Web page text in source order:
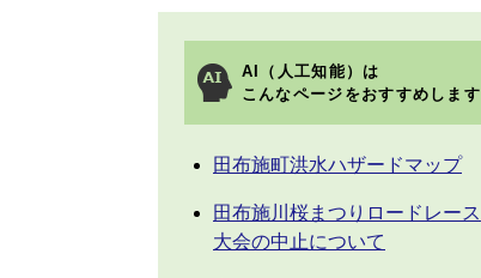
AI（人工知能）は
こんなページをおすすめします
田布施町洪水ハザードマップ
田布施川桜まつりロードレース
大会の中止について